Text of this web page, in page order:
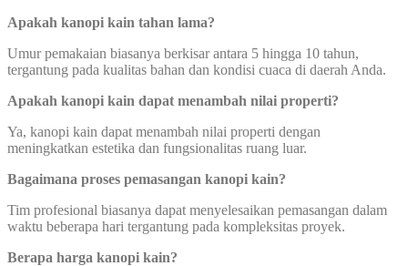
Apakah kanopi kain tahan lama?
Umur pemakaian biasanya berkisar antara 5 hingga 10 tahun,
tergantung pada kualitas bahan dan kondisi cuaca di daerah Anda.
Apakah kanopi kain dapat menambah nilai properti?
Ya, kanopi kain dapat menambah nilai properti dengan
meningkatkan estetika dan fungsionalitas ruang luar.
Bagaimana proses pemasangan kanopi kain?
Tim profesional biasanya dapat menyelesaikan pemasangan dalam
waktu beberapa hari tergantung pada kompleksitas proyek.
Berapa harga kanopi kain?